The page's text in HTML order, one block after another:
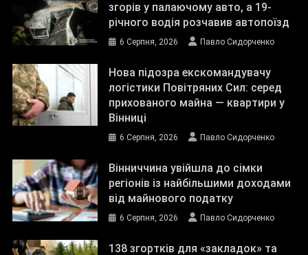
згорів у палаючому авто, а 19-
річного водія розчавив автопоїзд
6 Серпня, 2026 Павло Сидорченко
Нова підозра екскомандувачу
логістики Повітряних Сил: серед
прихованого майна — квартири у
Вінниці
6 Серпня, 2026 Павло Сидорченко
Вінниччина увійшла до сімки
регіонів із найбільшими доходами
від майнового податку
6 Серпня, 2026 Павло Сидорченко
138 згортків для «закладок» та